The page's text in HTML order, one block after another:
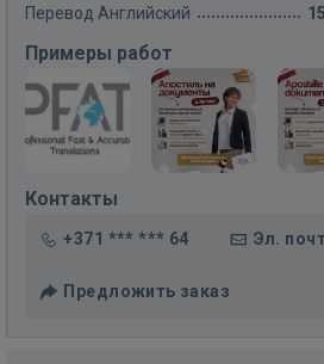
Перевод Английский
Примеры работ
Контакты
+371 *** *** 64 Эл.
Предложить заказ